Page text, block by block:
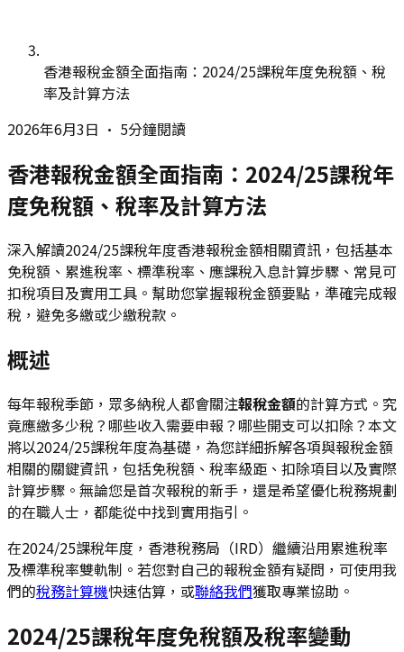
香港報稅金額全面指南：2024/25課稅年度免稅額、稅
率及計算方法
2026年6月3日 • 5分鐘閱讀
香港報稅金額全面指南：2024/25課稅年
度免稅額、稅率及計算方法
深入解讀2024/25課稅年度香港報稅金額相關資訊，包括基本
免稅額、累進稅率、標準稅率、應課稅入息計算步驟、常見可
扣稅項目及實用工具。幫助您掌握報稅金額要點，準確完成報
稅，避免多繳或少繳稅款。
概述
每年報稅季節，眾多納稅人都會關注報稅金額的計算方式。究
竟應繳多少稅？哪些收入需要申報？哪些開支可以扣除？本文
將以2024/25課稅年度為基礎，為您詳細拆解各項與報稅金額
相關的關鍵資訊，包括免稅額、稅率級距、扣除項目以及實際
計算步驟。無論您是首次報稅的新手，還是希望優化稅務規劃
的在職人士，都能從中找到實用指引。
在2024/25課稅年度，香港稅務局（IRD）繼續沿用累進稅率
及標準稅率雙軌制。若您對自己的報稅金額有疑問，可使用我
們的稅務計算機快速估算，或聯絡我們獲取專業協助。
2024/25課稅年度免稅額及稅率變動